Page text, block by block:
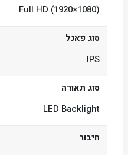
Full HD (1920×1080)
סוג פאנל
IPS
סוג תאורה
LED Backlight
חיבור